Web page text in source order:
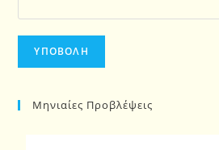
Μηνιαίες Προβλέψεις